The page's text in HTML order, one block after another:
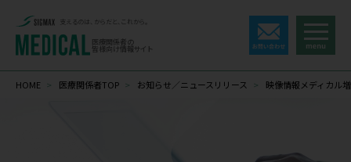
支えるのは、からだと、これから。
医療関係者の
皆様向け情報サイト
HOME > 医療関係者TOP > お知らせ／ニュースリリース > 映像情報メディカル